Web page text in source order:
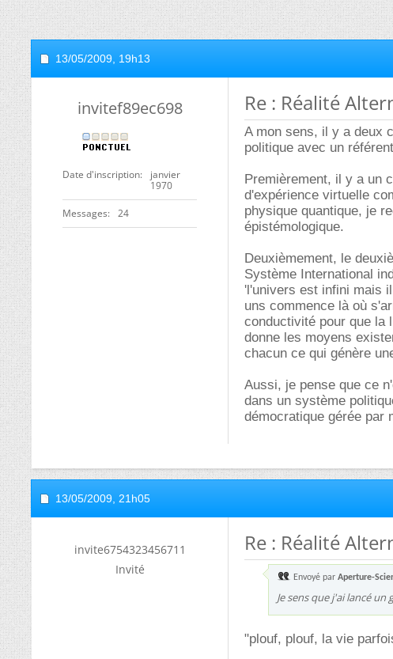
13/05/2009, 19h13
invitef89ec698
Date d'inscription
janvier
1970
Messages 24
Re : Réalité
A mon sens, il y a deux
politique avec un
Premièrement, il y a un
d'expérience virtuelle
physique quantique, je
épistémologique.
Deuxièmement, le
Système International
'l'univers est infini mais
uns commence là où
conductivité pour que la
donne les moyens
chacun ce qui génère
Aussi, je pense que ce
dans un système
démocratique gérée par
13/05/2009, 21h05
invite6754323456711
Invité
Re : Réalité
Envoyé par Aperture-
Je sens que j'ai lancé un
"plouf, plouf, la vie